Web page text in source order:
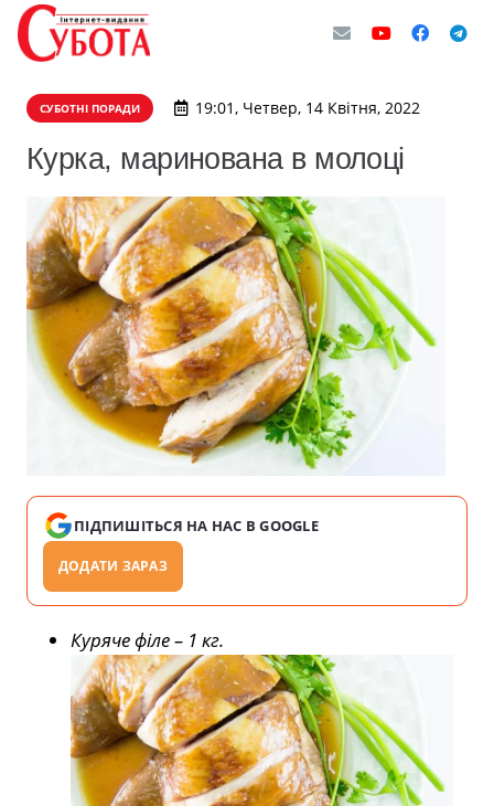
СУБОТНІ ПОРАДИ 19:01, Четвер, 14 Квітня, 2022
Курка, маринована в молоці
ПІДПИШІТЬСЯ НА НАС В GOOGLE
ДОДАТИ ЗАРАЗ
Куряче філе – 1 кг.